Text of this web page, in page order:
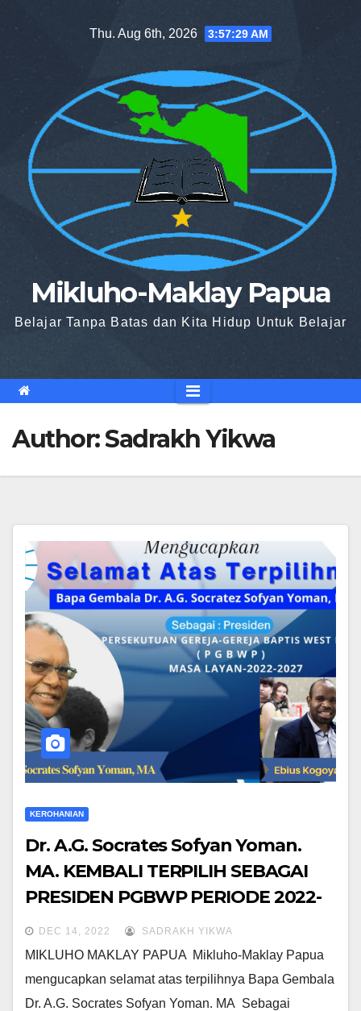
Thu. Aug 6th, 2026 3:57:30 AM
Mikluho-Maklay Papua
Belajar Tanpa Batas dan Kita Hidup Untuk Belajar
Author:Sadrakh Yikwa
KEROHANIAN
Dr. A.G. Socrates Sofyan Yoman.
MA. KEMBALI TERPILIH SEBAGAI
PRESIDEN PGBWP PERIODE 2022-
2027
DEC 14, 2022 SADRAKH YIKWA
MIKLUHO MAKLAY PAPUA Mikluho-Maklay Papua
mengucapkan selamat atas terpilihnya Bapa Gembala
Dr. A.G. Socrates Sofyan Yoman. MA Sebagai